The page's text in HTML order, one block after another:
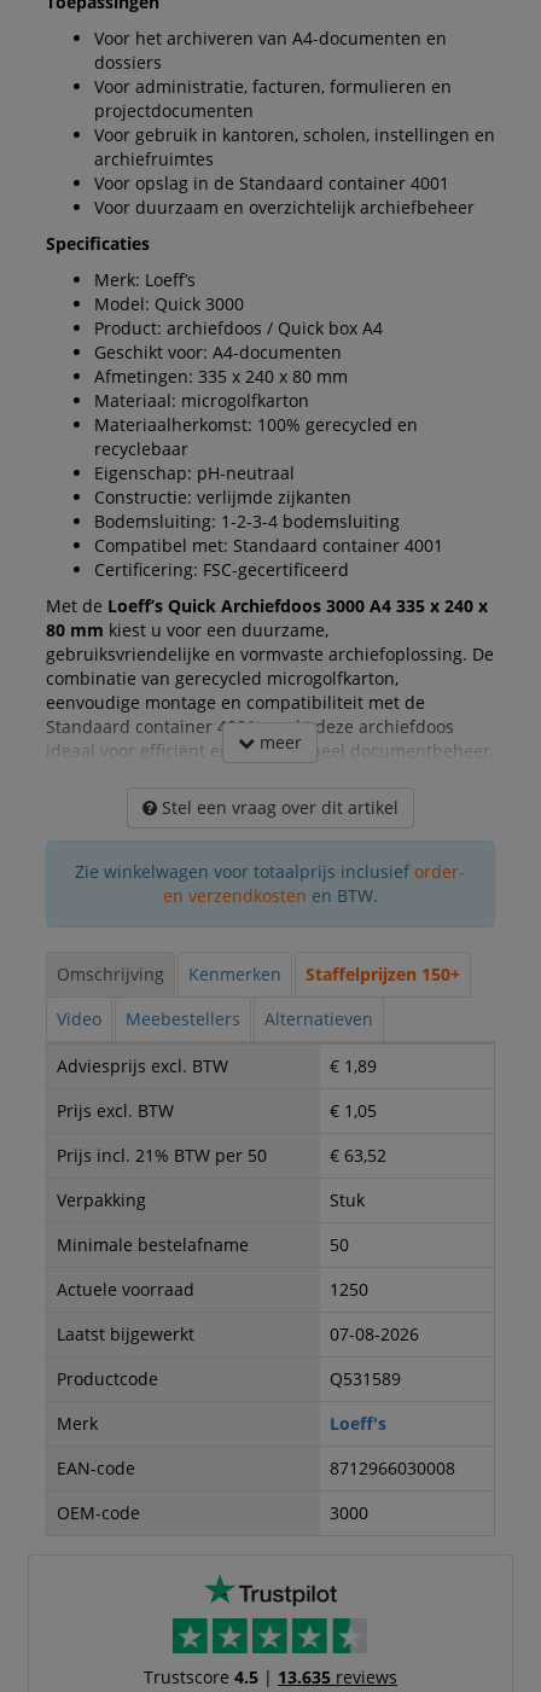
Voor het archiveren van A4-documenten en
dossiers
Voor administratie, facturen, formulieren en
projectdocumenten
Voor gebruik in kantoren, scholen, instellingen en
archiefruimtes
Voor opslag in de Standaard container 4001
Voor duurzaam en overzichtelijk archiefbeheer
Specificaties
Merk: Loeff’s
Model: Quick 3000
Product: archiefdoos / Quick box A4
Geschikt voor: A4-documenten
Afmetingen: 335 x 240 x 80 mm
Materiaal: microgolfkarton
Materiaalherkomst: 100% gerecycled en
recyclebaar
Eigenschap: pH-neutraal
Constructie: verlijmde zijkanten
Bodemsluiting: 1-2-3-4 bodemsluiting
Compatibel met: Standaard container 4001
Certificering: FSC-gecertificeerd
Met de Loeff’s Quick Archiefdoos 3000 A4 335 x 240 x
80 mm kiest u voor een duurzame,
gebruiksvriendelijke en vormvaste archiefoplossing. De
combinatie van gerecycled microgolfkarton,
eenvoudige montage en compatibiliteit met de
Standaard container 4001 maakt deze archiefdoos
ideaal voor efficiënt en professioneel documentbeheer.
meer
Stel een vraag over dit artikel
Zie winkelwagen voor totaalprijs inclusief order-
en verzendkosten en BTW.
Omschrijving Kenmerken
Staffelprijzen 150+
Video
Meebestellers Alternatieven
Adviesprijs excl. BTW
€ 1,89
Prijs excl. BTW
€ 1,05
Prijs incl. 21% BTW per 50
€ 63,52
Verpakking
Stuk
Minimale bestelafname
50
Actuele voorraad
1250
Laatst bijgewerkt
07-08-2026
Productcode
Q531589
Merk
Loeff's
EAN-code
8712966030008
OEM-code
3000
Trustscore 4.5| 13.635reviews